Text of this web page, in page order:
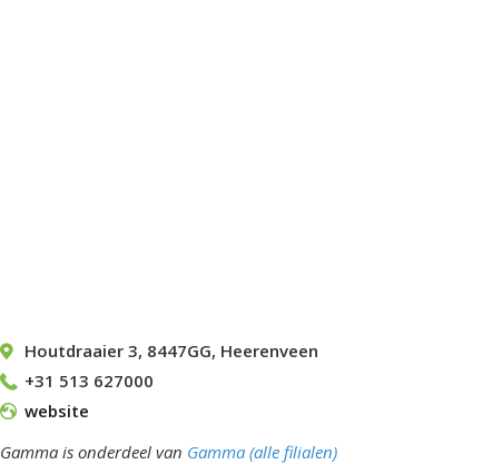
Houtdraaier 3, 8447GG, Heerenveen
+31 513 627000
website
Gamma is onderdeel van Gamma (alle filialen)